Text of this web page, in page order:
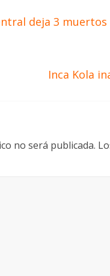
deja 3 muertos
Inca Kola
no será publicada.